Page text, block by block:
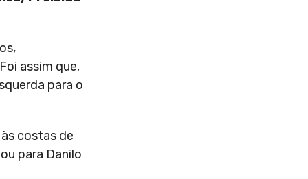
assim que,
para o
costas de
para Danilo